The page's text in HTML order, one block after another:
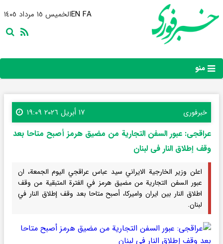
الخميس ١٥ مرداد ١٤٠٥EN FA
منو
خبرفوری ١٧ أبريل ٢٠٢٦ ١٩:٠٩
عراقجی: عبور السفن التجاریة من مضیق هرمز أصبح متاحا بعد
وقف إطلاق النار فی لبنان
اعلن وزير الخارجية الايراني سيد عباس عراقجي اليوم الجمعة، ان
عبور السفن التجارية من مضيق هرمز في الفترة المتبقية من وقف
اطلاق النار بين ايران واميركا، أصبح متاحا بعد وقف إطلاق النار في
لبنان.